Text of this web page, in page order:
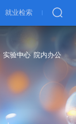
就业检索
实验中心 院内办公